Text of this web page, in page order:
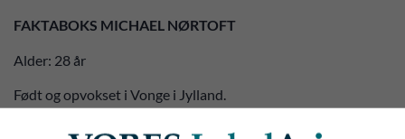
FAKTABOKS MICHAEL NØRTOFT
Alder: 28 år
Født og opvokset i Vonge i Jylland.
2015: Vandt skolemesterskabet på UCH i Holstebro, og